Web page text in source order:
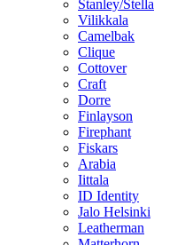
Stanley/Stella
Vilikkala
Camelbak
Clique
Cottover
Craft
Dorre
Finlayson
Firephant
Fiskars
Arabia
Iittala
ID Identity
Jalo Helsinki
Leatherman